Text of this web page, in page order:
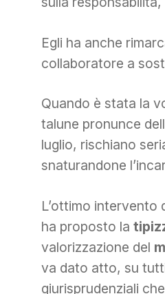
Egli ha anche
collaboratore a
Quando è stata la
talune pronunce
luglio, rischiano
snaturandone
L’ottimo intervento
ha proposto la
valorizzazione del
va dato atto, su
giurisprudenziali